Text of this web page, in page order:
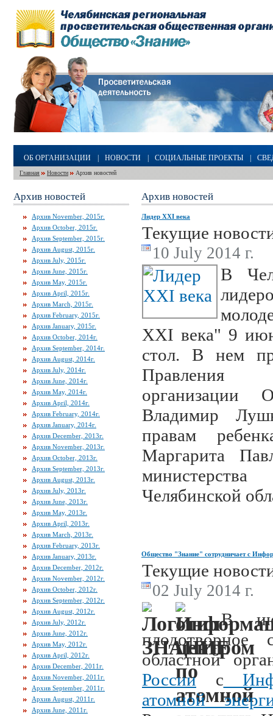
ОБ ОРГАНИЗАЦИИ НОВОСТИ СОЦИАЛЬНЫЕ ПРОЕКТЫ
Главная Новости Архив новостей
Архив новостей
Архив November, 2015г.
Архив October, 2015г.
Архив September, 2015г.
Архив August, 2015г.
Архив July, 2015г.
Архив June, 2015г.
Архив May, 2015г.
Архив April, 2015г.
Архив March, 2015г.
Архив February, 2015г.
Архив January, 2015г.
Архив October, 2014г.
Архив September, 2014г.
Архив August, 2014г.
Архив July, 2014г.
Архив June, 2014г.
Архив May, 2014г.
Архив April, 2014г.
Архив February, 2014г.
Архив January, 2014г.
Архив December, 2013г.
Архив November, 2013г.
Архив October, 2013г.
Архив September, 2013г.
Архив August, 2013г.
Архив July, 2013г.
Архив June, 2013г.
Архив May, 2013г.
Архив April, 2013г.
Архив March, 2013г.
Архив February, 2013г.
Архив January, 2013г.
Архив December, 2012г.
Архив November, 2012г.
Архив October, 2012г.
Архив September, 2012г.
Архив August, 2012г.
Архив July, 2012г.
Архив June, 2012г.
Архив May, 2012г.
Архив April, 2012г.
Архив December, 2011г.
Архив November, 2011г.
Архив September, 2011г.
Архив August, 2011г.
Архив June, 2011г.
Архив новостей
Лидер XXI века
Текущие
10 July 2014 г.
В
XXI века" 9
стол. В нем
Правления
организации
Владимир
правам
Маргарита
Челябинской
Общество "Знание" сотрудничает с
Текущие
02 July 2014 г.
В
плодотворное
областной
Россиис И
атомной